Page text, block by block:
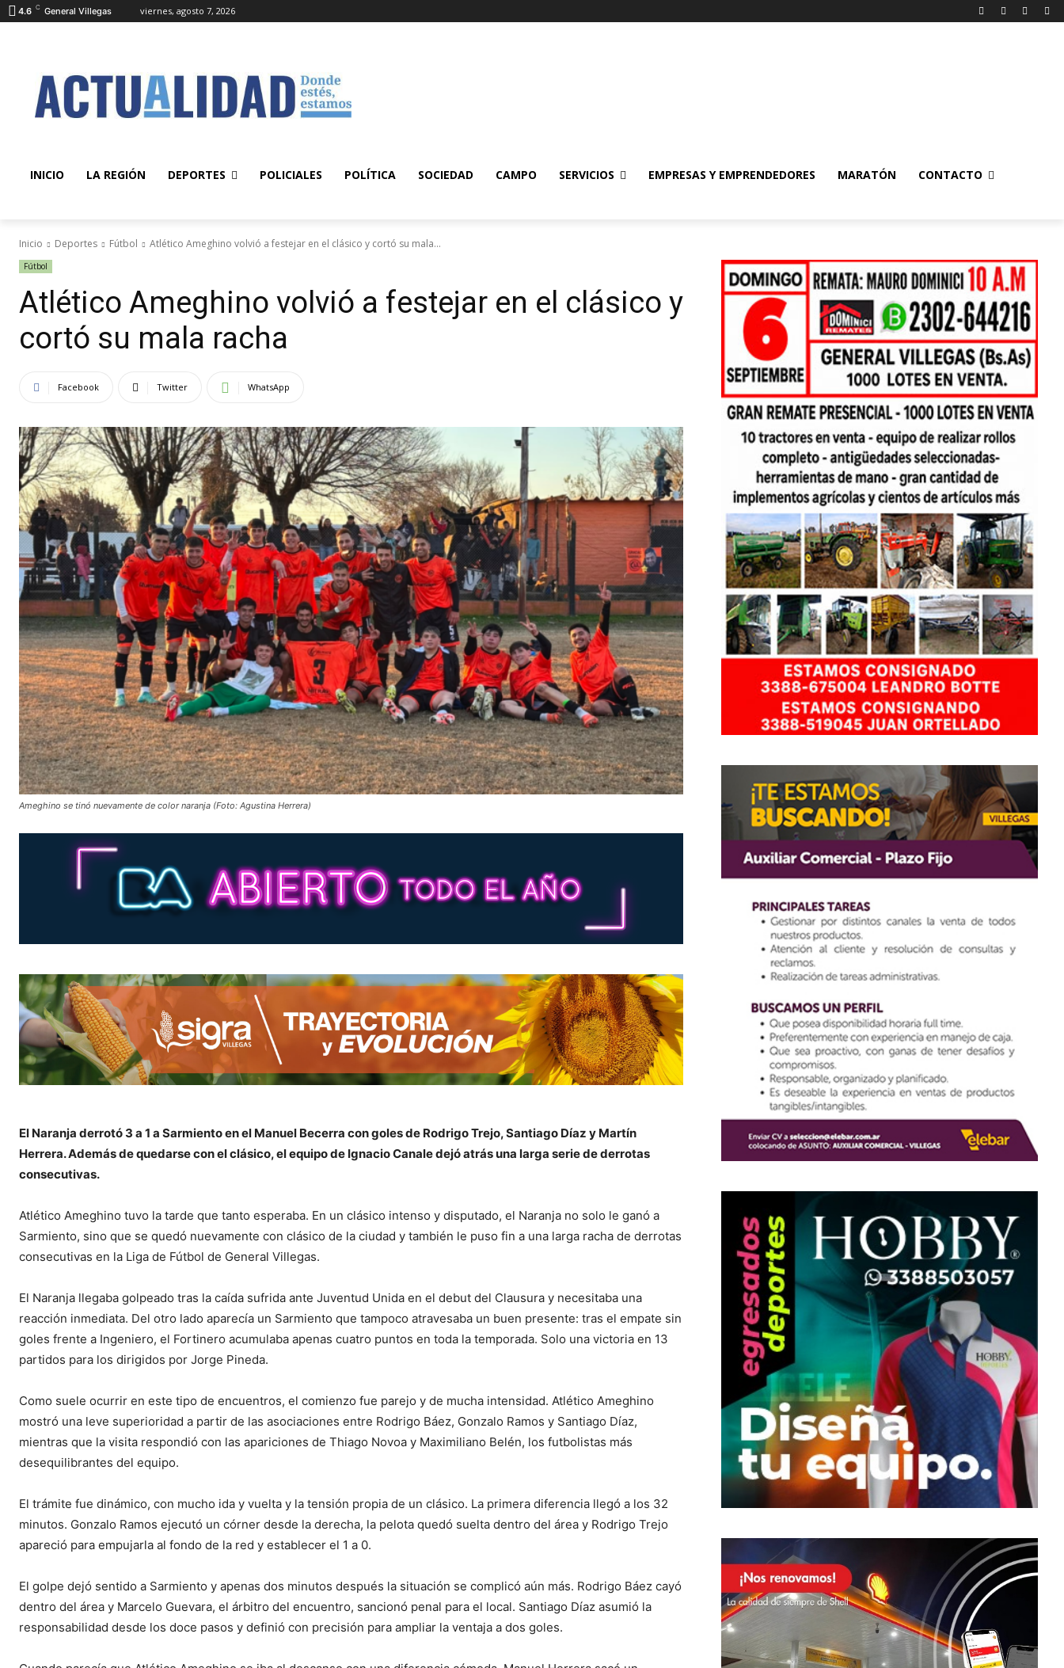
4.6 C General Villegas viernes, agosto 7, 2026
INICIO LA REGIÓN DEPORTES POLICIALES POLÍTICA SOCIEDAD CAMPO SERVICIOS EMPRESAS Y EMPRENDEDORES MARATÓN CONTACTO
Inicio Deportes Fútbol Atlético Ameghino volvió a festejar en el clásico y cortó su mala...
Fútbol
Atlético Ameghino volvió a festejar en el clásico y
cortó su mala racha
Facebook Twitter WhatsApp
Ameghino se tinó nuevamente de color naranja (Foto: Agustina Herrera)
El Naranja derrotó 3 a 1 a Sarmiento en el Manuel Becerra con goles de Rodrigo Trejo, Santiago Díaz y Martín
Herrera. Además de quedarse con el clásico, el equipo de Ignacio Canale dejó atrás una larga serie de derrotas
consecutivas.
Atlético Ameghino tuvo la tarde que tanto esperaba. En un clásico intenso y disputado, el Naranja no solo le ganó a
Sarmiento, sino que se quedó nuevamente con clásico de la ciudad y también le puso fin a una larga racha de derrotas
consecutivas en la Liga de Fútbol de General Villegas.
El Naranja llegaba golpeado tras la caída sufrida ante Juventud Unida en el debut del Clausura y necesitaba una
reacción inmediata. Del otro lado aparecía un Sarmiento que tampoco atravesaba un buen presente: tras el empate sin
goles frente a Ingeniero, el Fortinero acumulaba apenas cuatro puntos en toda la temporada. Solo una victoria en 13
partidos para los dirigidos por Jorge Pineda.
Como suele ocurrir en este tipo de encuentros, el comienzo fue parejo y de mucha intensidad. Atlético Ameghino
mostró una leve superioridad a partir de las asociaciones entre Rodrigo Báez, Gonzalo Ramos y Santiago Díaz,
mientras que la visita respondió con las apariciones de Thiago Novoa y Maximiliano Belén, los futbolistas más
desequilibrantes del equipo.
El trámite fue dinámico, con mucho ida y vuelta y la tensión propia de un clásico. La primera diferencia llegó a los 32
minutos. Gonzalo Ramos ejecutó un córner desde la derecha, la pelota quedó suelta dentro del área y Rodrigo Trejo
apareció para empujarla al fondo de la red y establecer el 1 a 0.
El golpe dejó sentido a Sarmiento y apenas dos minutos después la situación se complicó aún más. Rodrigo Báez cayó
dentro del área y Marcelo Guevara, el árbitro del encuentro, sancionó penal para el local. Santiago Díaz asumió la
responsabilidad desde los doce pasos y definió con precisión para ampliar la ventaja a dos goles.